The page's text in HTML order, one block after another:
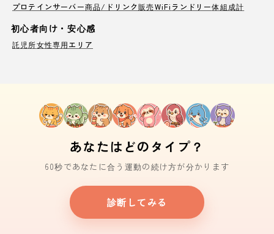
プロテインサーバー商品/ドリンク販売WiFi ランドリー体組成計
初心者向け・安心感
託児所女性専用エリア
あなたはどのタイプ？
60秒であなたに合う運動の続け方が分かります
診断してみる